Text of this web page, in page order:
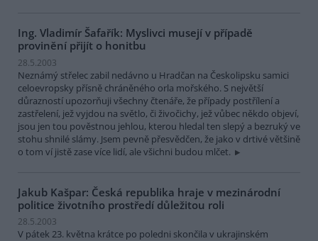
Ing. Vladimír Šafařík: Myslivci musejí v případě
provinění přijít o honitbu
28.5.2003
Neznámý střelec zabil nedávno u Hradčan na Českolipsku samici
celoevropsky přísně chráněného orla mořského. S největší
důrazností upozorňuji všechny čtenáře, že případy postřílení a
zastřelení, jež vyjdou na světlo, či živočichy, jež vůbec někdo objeví,
jsou jen tou pověstnou jehlou, kterou hledal ten slepý a bezruký ve
stohu shnilé slámy. Jsem pevně přesvědčen, že jako v drtivé většině
o tom ví jistě zase více lidí, ale všichni budou mlčet.
Jakub Kašpar: Česká republika hraje v mezinárodní
politice životního prostředí důležitou roli
28.5.2003
V pátek 23. května krátce po poledni skončila v ukrajinském